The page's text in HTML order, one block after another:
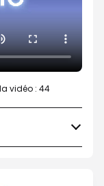
vidéo : 44